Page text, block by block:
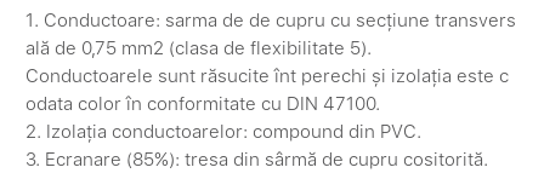
1. Conductoare: sarma de de cupru cu secțiune transvers
ală de 0,75 mm2 (clasa de flexibilitate 5).
Conductoarele sunt răsucite înt perechi și izolația este c
odata color în conformitate cu DIN 47100.
2. Izolația conductoarelor: compound din PVC.
3. Ecranare (85%): tresa din sârmă de cupru cositorită.